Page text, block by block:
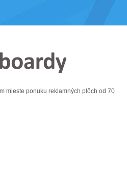
mieste ponuku reklamných plôch od 70